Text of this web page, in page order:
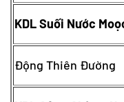
KDL Suối Nước
Động Thiên Đường